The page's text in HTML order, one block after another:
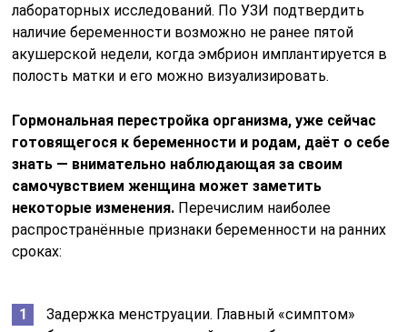
лабораторных исследований. По УЗИ подтвердить
наличие беременности возможно не ранее пятой
акушерской недели, когда эмбрион имплантируется в
полость матки и его можно визуализировать.
Гормональная перестройка организма, уже сейчас
готовящегося к беременности и родам, даёт о себе
знать — внимательно наблюдающая за своим
самочувствием женщина может заметить
некоторые изменения. Перечислим наиболее
распространённые признаки беременности на ранних
сроках:
Задержка менструации. Главный «симптом»